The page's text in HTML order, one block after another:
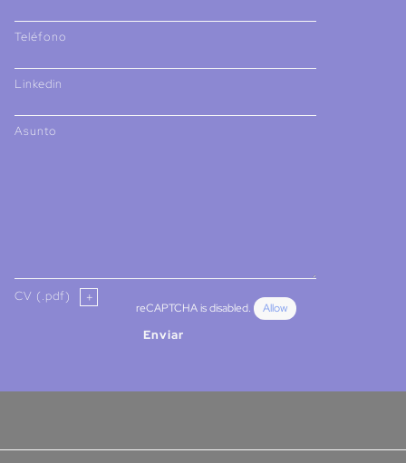
Teléfono
Linkedin
Asunto
CV (.pdf)
reCAPTCHA is disabled. Allow
Enviar